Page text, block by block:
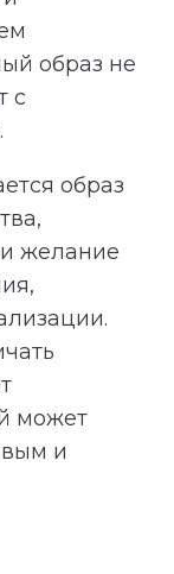
образ не
с
образ
желание
может
и